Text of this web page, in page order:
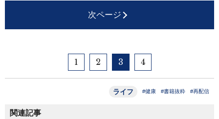
次ページ
1 2 3 4
ライフ #健康 #書籍抜粋 #再配信
関連記事